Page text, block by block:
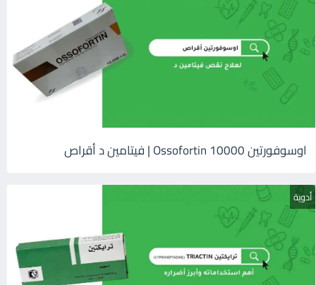
اوسوفورتين 10000 Ossofortin | فيتامين د أقراص
أدوية